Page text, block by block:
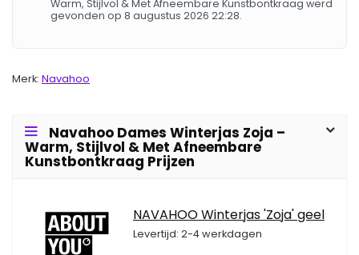
Warm, Stijlvol & Met Afneembare Kunstbontkraag werd
gevonden op 8 augustus 2026 22:28.
Merk: Navahoo
Navahoo Dames Winterjas Zoja –
Warm, Stijlvol & Met Afneembare
Kunstbontkraag Prijzen
NAVAHOO Winterjas 'Zoja' geel
Levertijd: 2-4 werkdagen